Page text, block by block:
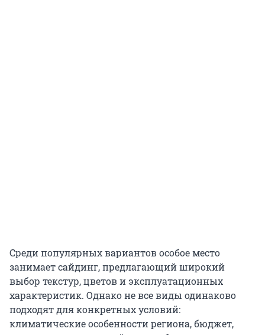
Среди популярных вариантов особое место
занимает сайдинг, предлагающий широкий
выбор текстур, цветов и эксплуатационных
характеристик. Однако не все виды одинаково
подходят для конкретных условий:
климатические особенности региона, бюджет,